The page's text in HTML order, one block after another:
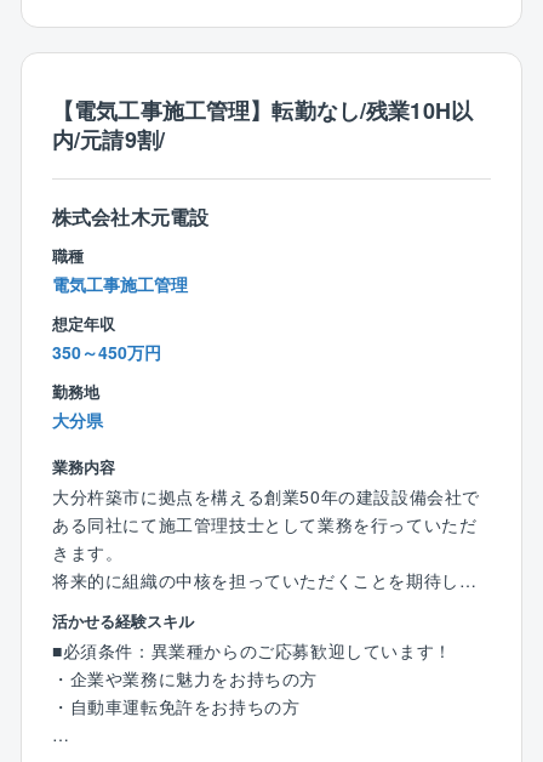
スキルの高い技術者が数多く在籍していることより電
気工事・配管・空調・消防設備・建築・土木をワンス
■入社後の流れ：
経験の浅い方には簡単な現場作業から見ていただき、
経験をお持ちの方には今までの経験を活かせるお仕事
をお任せします。
く、働きやすい環境を整えています。
■資格補助
資格を取る際の費用は2回までは会社負担で受けること
■同社について：
創業50年を迎え、皆様の暮らしをはじめ、工業・農
業・漁業の中に関わる多くの設備工事など幅広い分野
を通じて、社会に貢献すべく日々邁進しております。
企業理念として「顧客満足度」「環境保護」「思いや
り」「正確敏速」「技術向上」を掲げ、仕事に対する
目的意識を持って取り組みます。
・土木工事施工管理士1級
・建築工事施工管理士1級
・1級建築士
【電気工事施工管理】転勤なし/残業10H以
内/元請9割/
株式会社木元電設
職種
電気工事施工管理
想定年収
350～450万円
勤務地
大分県
業務内容
大分杵築市に拠点を構える創業50年の建設設備会社で
ある同社にて施工管理技士として業務を行っていただ
きます。
将来的に組織の中核を担っていただくことを期待して
います。
【業務内容】
・同社の施工担当案件は公共：民間＝6：4となってい
ます。
・工事現場において、監理業務などを主軸とし就業し
活かせる経験スキル
■必須条件：異業種からのご応募歓迎しています！
・企業や業務に魅力をお持ちの方
・自動車運転免許をお持ちの方